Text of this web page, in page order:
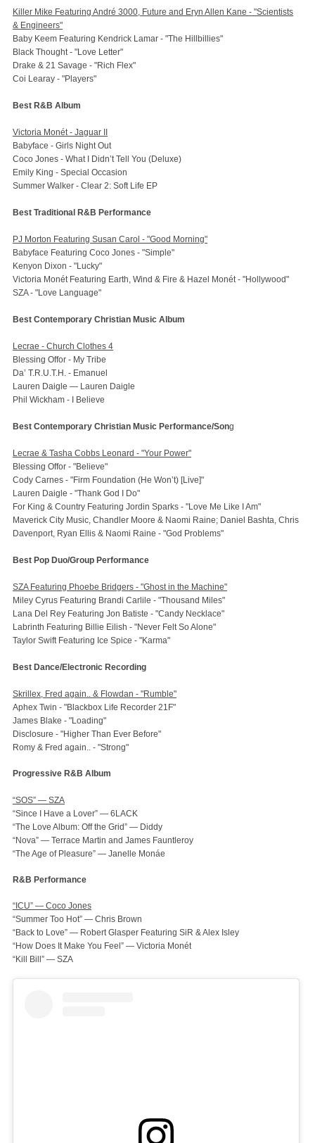
Killer Mike Featuring André 3000, Future and Eryn Allen Kane - "Scientists
& Engineers"
Baby Keem Featuring Kendrick Lamar - "The Hillbillies"
Black Thought - "Love Letter"
Drake & 21 Savage - "Rich Flex"
Coi Learay - "Players"
Best R&B Album
Victoria Monét - Jaguar II
Babyface - Girls Night Out
Coco Jones - What I Didn’t Tell You (Deluxe)
Emily King - Special Occasion
Summer Walker - Clear 2: Soft Life EP
Best Traditional R&B Performance
PJ Morton Featuring Susan Carol - "Good Morning"
Babyface Featuring Coco Jones - "Simple"
Kenyon Dixon - "Lucky"
Victoria Monét Featuring Earth, Wind & Fire & Hazel Monét - "Hollywood"
SZA - "Love Language"
Best Contemporary Christian Music Album
Lecrae - Church Clothes 4
Blessing Offor - My Tribe
Da’ T.R.U.T.H. - Emanuel
Lauren Daigle — Lauren Daigle
Phil Wickham - I Believe
Best Contemporary Christian Music Performance/Song
Lecrae & Tasha Cobbs Leonard - "Your Power"
Blessing Offor - "Believe"
Cody Carnes - "Firm Foundation (He Won’t) [Live]"
Lauren Daigle - "Thank God I Do"
For King & Country Featuring Jordin Sparks - "Love Me Like I Am"
Maverick City Music, Chandler Moore & Naomi Raine; Daniel Bashta, Chris
Davenport, Ryan Ellis & Naomi Raine - "God Problems"
Best Pop Duo/Group Performance
SZA Featuring Phoebe Bridgers - "Ghost in the Machine"
Miley Cyrus Featuring Brandi Carlile - "Thousand Miles"
Lana Del Rey Featuring Jon Batiste - "Candy Necklace"
Labrinth Featuring Billie Eilish - "Never Felt So Alone"
Taylor Swift Featuring Ice Spice - "Karma"
Best Dance/Electronic Recording
Skrillex, Fred again.. & Flowdan - "Rumble"
Aphex Twin - "Blackbox Life Recorder 21F"
James Blake - "Loading"
Disclosure - "Higher Than Ever Before"
Romy & Fred again.. - "Strong"
Progressive R&B Album
“SOS” — SZA
“Since I Have a Lover” — 6LACK
“The Love Album: Off the Grid” — Diddy
“Nova” — Terrace Martin and James Fauntleroy
“The Age of Pleasure” — Janelle Monáe
R&B Performance
“ICU” — Coco Jones
“Summer Too Hot” — Chris Brown
“Back to Love” — Robert Glasper Featuring SiR & Alex Isley
“How Does It Make You Feel” — Victoria Monét
“Kill Bill” — SZA